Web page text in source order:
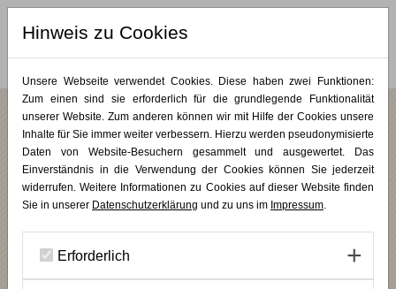
MERKLISTE (0)
Wie ein Zauberladen neue Erkenntnisse
bringt - Ein Psychodrama-Tool für das
Einzelcoaching
Hinweis zu Cookies
Unsere Webseite verwendet Cookies. Diese haben zwei Funktionen:
Zum einen sind sie erforderlich für die grundlegende Funktionalität
unserer Website. Zum anderen können wir mit Hilfe der Cookies unsere
Inhalte für Sie immer weiter verbessern. Hierzu werden pseudonymisierte
Daten von Website-Besuchern gesammelt und ausgewertet. Das
Einverständnis in die Verwendung der Cookies können Sie jederzeit
widerrufen. Weitere Informationen zu Cookies auf dieser Website finden
Sie in unserer Datenschutzerklärung und zu uns im Impressum.
Erforderlich